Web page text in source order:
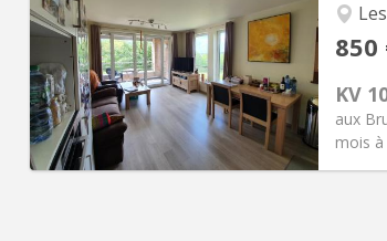
850
KV
aux
mois
Infos Pratiques
Loyer:850 €
Charges:60 €
Durée: 11 mois
Domiciliation:Non